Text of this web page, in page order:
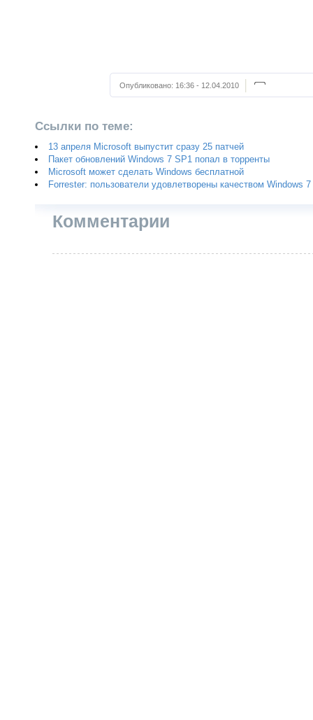
Опубликовано: 16:36 - 12.04.2010
Ссылки по теме:
13 апреля Microsoft выпустит сразу 25 патчей
Пакет обновлений Windows 7 SP1 попал в торренты
Microsoft может сделать Windows бесплатной
Forrester: пользователи удовлетворены качеством Windows 7
Комментарии